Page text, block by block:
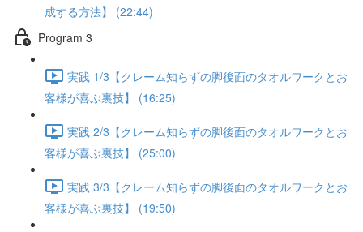
成する方法】 (22:44)
Program 3
実践 1/3【クレーム知らずの脚後面のタオルワークとお
客様が喜ぶ裏技】 (16:25)
実践 2/3【クレーム知らずの脚後面のタオルワークとお
客様が喜ぶ裏技】 (25:00)
実践 3/3【クレーム知らずの脚後面のタオルワークとお
客様が喜ぶ裏技】 (19:50)